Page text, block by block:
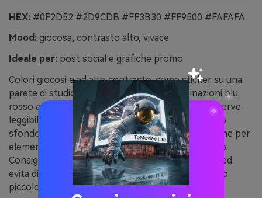
HEX: #0F2D52 #2D9CDB #FF3B30 #FF9500 #FAFAFA
Mood: giocosa, contrasto alto, vivace
Ideale per: post social e grafiche promo
Colori giocosi e ad alto contrasto, come sticker su una
parete di studio immacolata. Queste combinazioni blu
rosso arancione brillano nelle promo brevi dove serve
leggibilità veloce e un focus chiaro. Usa il blu per lo
sfondo, il rosso per l’offerta principale e l’arancione per
elementi secondari come icone o etichette prezzo.
Consiglio: mantieni il testo blu scuro o quasi nero ed
evita di sovrapporre rosso e arancione dietro testo
piccolo.